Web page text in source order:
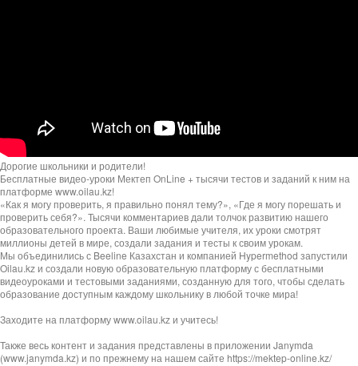
Дорогие школьники и родители!
Бесплатные видео-уроки Мектеп OnLine + тысячи тестов и заданий к ним на
платформе www.oilau.kz!
«Как я могу проверить, я правильно понял тему?», «Где я могу порешать и
проверить себя?». Тысячи комментариев дали толчок развитию нашего
образовательного проекта. Ваши любимые учителя, их уроки смотрят
миллионы детей в мире, создали задания и тесты к своим урокам.
Мы объединились с Beeline Казахстан и компанией Hypermethod запустили
Oilau.kz и создали новую образовательную платформу с бесплатными
видеоуроками и тестовыми заданиями, созданную для того, чтобы сделать
образование доступным каждому школьнику в любой точке мира!
Заходите на платформу www.oilau.kz и учитесь!
Также весь контент и задания представлены в приложении Janymda
(www.janymda.kz) и по прежнему на нашем сайте https://mektep-online.kz/